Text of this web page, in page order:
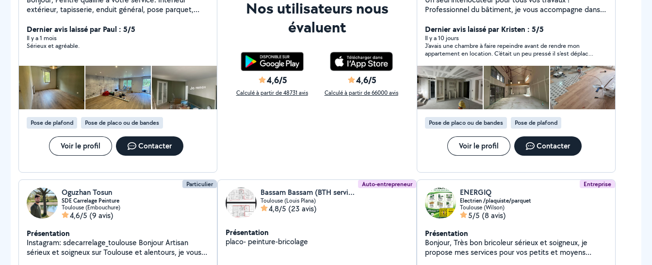
extérieur, tapisserie, enduit général, pose parquet,
professionnelle : Unikalo, tollens, seigneurie ect... Tarif
défiant toute concurrence pour un travail de qualité
garantie. Je reste à votre entière disposition n'hésitez
Dernier avis laissé par Paul : 5/5
Il y a 1 mois
Sérieux et agréable.
Pose de plafond Pose de placo ou de bandes
Voir le profil Contacter
Nos utilisateurs nous
évaluent
4,6/5
Calculé à partir de 48731 avis
4,6/5
Calculé à partir de 66000 avis
Professionnel du bâtiment, je vous accompagne dans
aménagement intérieur avec sérieux, réactivité et
souci du détail. Maçonnerie générale Plâtrerie et pose
de placo Bandes à joints et finitions Peinture intérieure
et extérieure Carrelage et faïence Plomberie
Électricité Pose de parquet Rénovation complète
maison et appartement Tarif défiant toute
concurrence pour un travail de qualité garantie.
N'hésitez pas me contacter. Cordialement.
Dernier avis laissé par Kristen : 5/5
Il y a 10 jours
J'avais une chambre à faire repeindre avant de rendre mon
appartement en location. C'était un peu pressé il s'est déplacé
tout ça avec plusieurs jours d'avance. La communication était
impeccable, j'ai été prévenu en temps voulu pour le démarrage
des travaux. Le résultat est bluffant, vraiment propre. Vraiment
à recommander
Pose de placo ou de bandes Pose de plafond
Voir le profil Contacter
Particulier
Oguzhan Tosun
SDE Carrelage Peinture
Toulouse (Embouchure)
4,6/5 (9 avis)
Présentation
Instagram: sdecarrelage_toulouse Bonjour Artisan
sérieux et soigneux sur Toulouse et alentours, je vous
Auto-entrepreneur
Bassam Bassam (BTH service)
Toulouse (Louis Plana)
4,8/5 (23 avis)
Présentation
placo- peinture-bricolage
Entreprise
ENERGIQ
Electrien /plaquiste/parquet
Toulouse (Wilson)
5/5 (8 avis)
Présentation
Bonjour, Très bon bricoleur sérieux et soigneux, je
propose mes services pour vos petits et moyens